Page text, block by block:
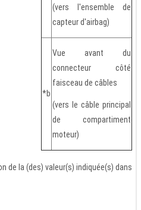
(vers l'ensemble de
capteur d'airbag)
*b
Vue avant du
connecteur côté
faisceau de câbles
(vers le câble principal
de compartiment
moteur)
de la (des) valeur(s) indiquée(s) dans